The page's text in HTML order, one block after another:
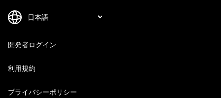
開発者ログイン
利用規約
プライバシーポリシー